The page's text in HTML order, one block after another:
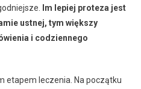
Im lepiej proteza jest
ustnej, tym większy
i codziennego
etapem leczenia. Na początku